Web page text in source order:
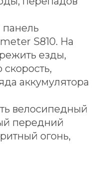
панель
S810. На
езды,
аккумулятора
велосипедный
передний
огонь,